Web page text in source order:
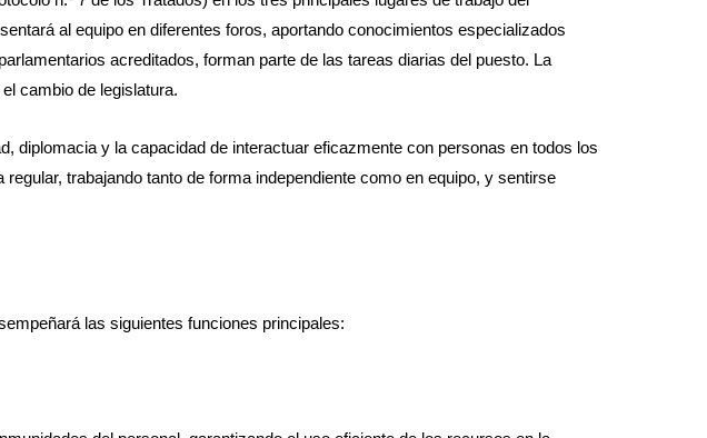
al equipo en diferentes foros, aportando conocimientos especializados
acreditados, forman parte de las tareas diarias del puesto. La
cambio de legislatura.
diplomacia y la capacidad de interactuar eficazmente con personas en todos los
trabajando tanto de forma independiente como en equipo, y sentirse
las siguientes funciones principales: